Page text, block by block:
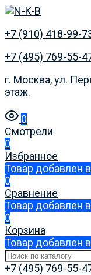
+7 (910) 418-99-
+7 (495) 769-55-
г. Москва, ул.
этаж.
0
Смотрели
0
Избранное
Товар добавлен
0
Сравнение
Товар добавлен
0
Корзина
Товар добавлен
+7 (495) 769-55-